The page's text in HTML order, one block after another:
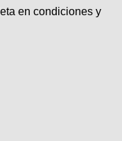
en condiciones y